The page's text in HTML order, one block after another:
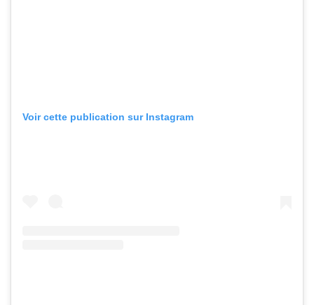
Voir cette publication sur Instagram